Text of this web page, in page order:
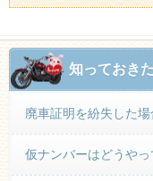
知っておき
廃車証明を紛失した場
仮ナンバーはどうやっ